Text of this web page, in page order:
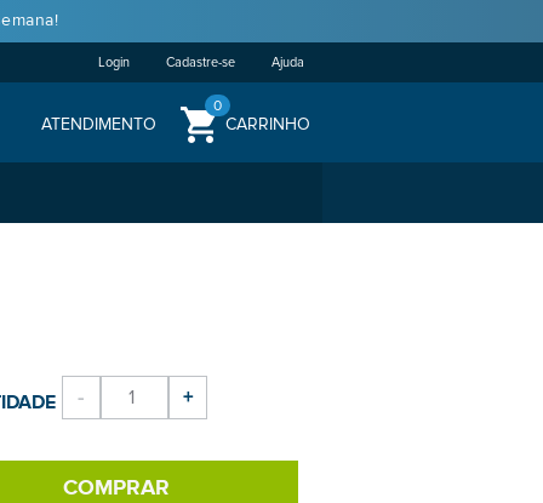
Login Cadastre-se Ajuda
ATENDIMENTO CARRINHO
0
- +
COMPRAR